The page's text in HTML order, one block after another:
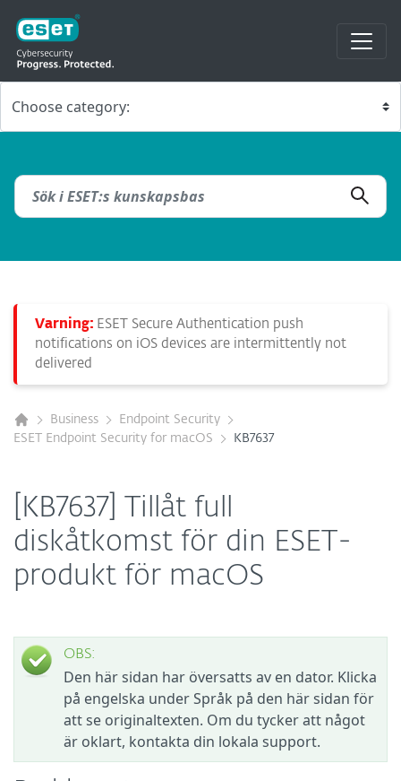
Varning: ESET Secure Authentication push
notifications on iOS devices are intermittently not
delivered
Business
Endpoint Security
ESET Endpoint Security for macOS
KB7637
[KB7637] Tillåt full
diskåtkomst för din ESET-
produkt för macOS
OBS:
Den här sidan har översatts av en dator. Klicka
på engelska under Språk på den här sidan för
att se originaltexten. Om du tycker att något
är oklart, kontakta din lokala support.